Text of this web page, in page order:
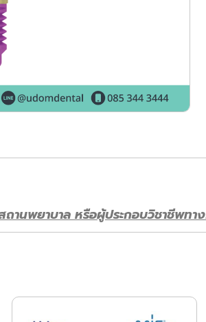
านพยาบาล หรือผู้ประกอบวิชาชีพทา